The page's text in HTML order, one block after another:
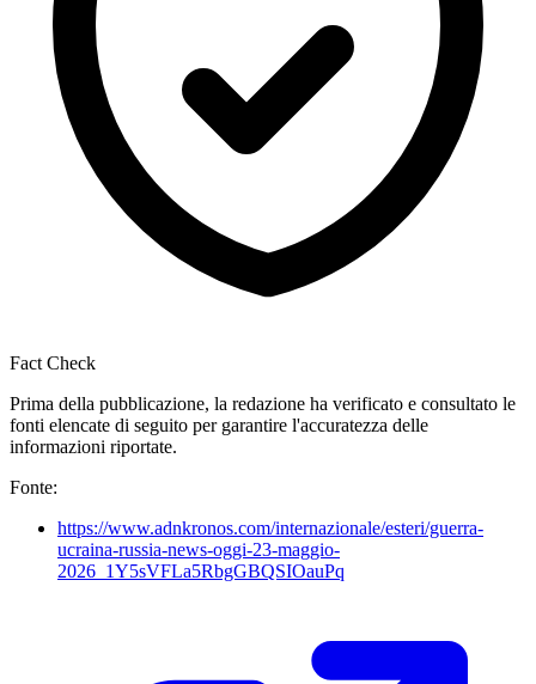
Fact Check
Prima della pubblicazione, la redazione ha verificato e consultato le
fonti elencate di seguito per garantire l'accuratezza delle
informazioni riportate.
Fonte:
https://www.adnkronos.com/internazionale/esteri/guerra-
ucraina-russia-news-oggi-23-maggio-
2026_1Y5sVFLa5RbgGBQSIOauPq